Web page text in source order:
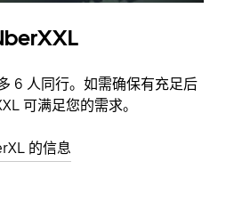
6 人同行。如需确保有充足后
可满足您的需求。
的信息